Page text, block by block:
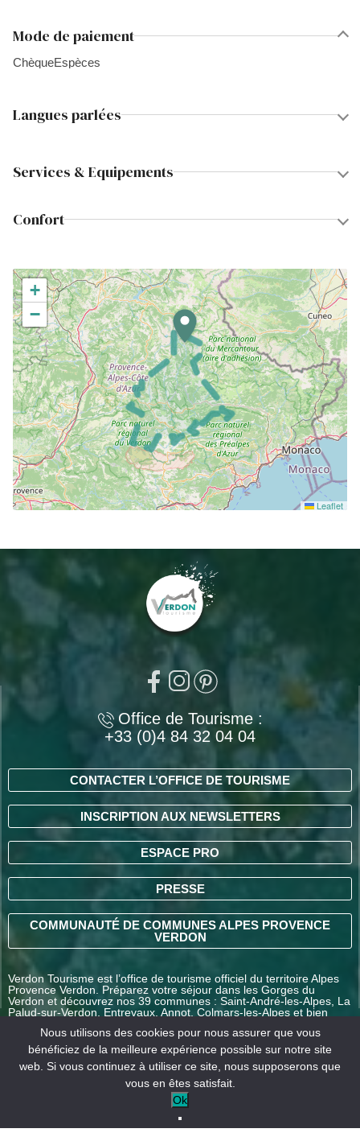
Mode de paiement
ChèqueEspèces
Langues parlées
Services & Equipements
Confort
+
−
Leaflet
Office de Tourisme :
+33 (0)4 84 32 04 04
CONTACTER L’OFFICE DE TOURISME
INSCRIPTION AUX NEWSLETTERS
ESPACE PRO
PRESSE
COMMUNAUTÉ DE COMMUNES ALPES PROVENCE
VERDON
Verdon Tourisme est l’office de tourisme officiel du territoire Alpes
Provence Verdon. Préparez votre séjour dans les Gorges du
Verdon et découvrez nos 39 communes : Saint-André-les-Alpes, La
Palud-sur-Verdon, Entrevaux, Annot, Colmars-les-Alpes et bien
COMMENT VENIR ?
légales
Conditions générales
de vente
partenaires
Nous utilisons des cookies pour nous assurer que vous
bénéficiez de la meilleure expérience possible sur notre site
web. Si vous continuez à utiliser ce site, nous supposerons que
vous en êtes satisfait.
Ok